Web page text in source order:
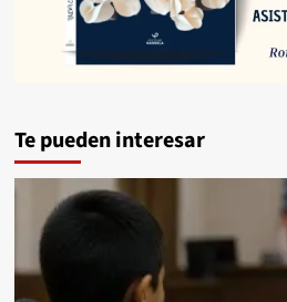
Te pueden interesar